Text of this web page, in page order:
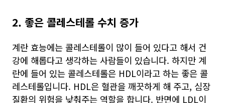
2. 좋은 콜레스테롤 수치 증가
계란 효능에는 콜레스테롤이 많이 들어 있다고 해서 건
강에 해롭다고 생각하는 사람들이 있습니다. 하지만 계
란에 들어 있는 콜레스테롤은 HDL이라고 하는 좋은 콜
레스테롤입니다. HDL은 혈관을 깨끗하게 해 주고, 심장
질환의 위험을 낮춰주는 역할을 합니다. 반면에 LDL이